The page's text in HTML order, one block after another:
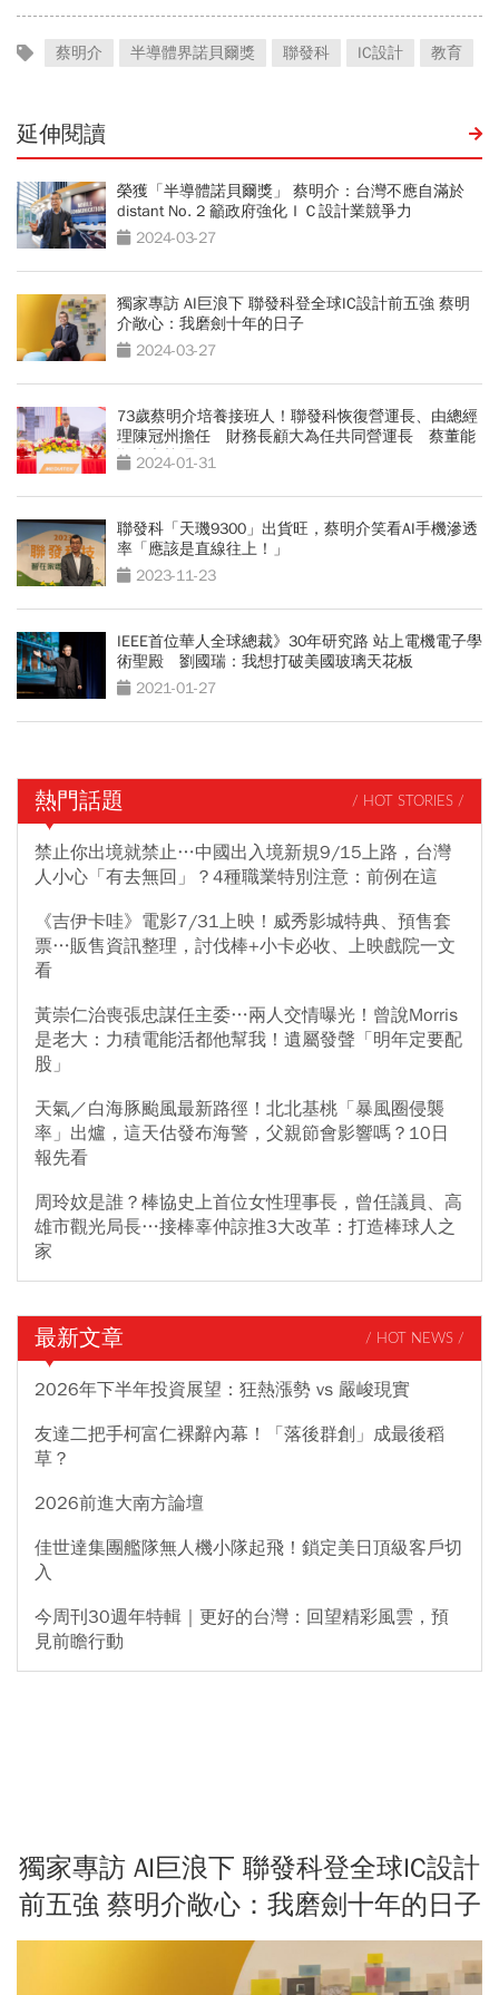
蔡明介 半導體界諾貝爾獎 聯發科 IC設計 教育
延伸閱讀
榮獲「半導體諾貝爾獎」 蔡明介：台灣不應自滿於
distant No. 2 籲政府強化ＩＣ設計業競爭力
2024-03-27
獨家專訪 AI巨浪下 聯發科登全球IC設計前五強 蔡明
介敞心：我磨劍十年的日子
2024-03-27
73歲蔡明介培養接班人！聯發科恢復營運長、由總經
理陳冠州擔任 財務長顧大為任共同營運長 蔡董能
順利交棒嗎？
2024-01-31
聯發科「天璣9300」出貨旺，蔡明介笑看AI手機滲透
率「應該是直線往上！」
2023-11-23
IEEE首位華人全球總裁》30年研究路 站上電機電子學
術聖殿 劉國瑞：我想打破美國玻璃天花板
2021-01-27
熱門話題 / HOT STORIES /
禁止你出境就禁止…中國出入境新規9/15上路，台灣
人小心「有去無回」？4種職業特別注意：前例在這
《吉伊卡哇》電影7/31上映！威秀影城特典、預售套
票…販售資訊整理，討伐棒+小卡必收、上映戲院一文
看
黃崇仁治喪張忠謀任主委…兩人交情曝光！曾說Morris
是老大：力積電能活都他幫我！遺屬發聲「明年定要配
股」
天氣／白海豚颱風最新路徑！北北基桃「暴風圈侵襲
率」出爐，這天估發布海警，父親節會影響嗎？10日
報先看
周玲妏是誰？棒協史上首位女性理事長，曾任議員、高
雄市觀光局長…接棒辜仲諒推3大改革：打造棒球人之
家
最新文章 / HOT NEWS /
2026年下半年投資展望：狂熱漲勢 vs 嚴峻現實
友達二把手柯富仁裸辭內幕！「落後群創」成最後稻
草？
2026前進大南方論壇
佳世達集團艦隊無人機小隊起飛！鎖定美日頂級客戶切
入
今周刊30週年特輯｜更好的台灣：回望精彩風雲，預
見前瞻行動
獨家專訪 AI巨浪下 聯發科登全球IC設計
前五強 蔡明介敞心：我磨劍十年的日子